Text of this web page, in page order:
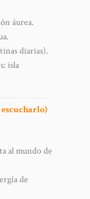
áurea.
diarias).
isla
al mundo de
de